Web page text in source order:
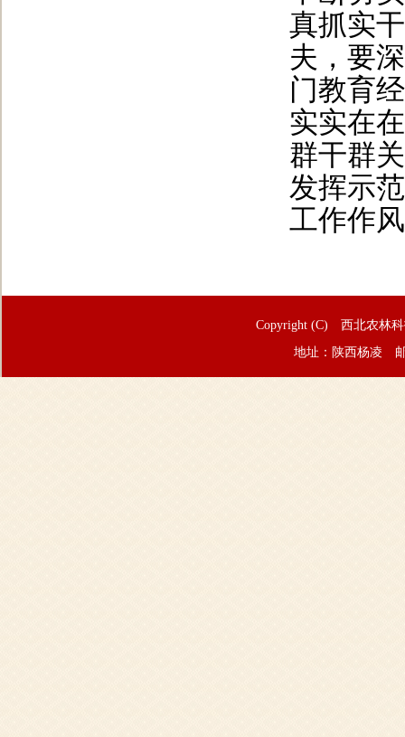
真抓实
夫，要
门教育
实实在
群干群
发挥示
工作作
Copyright (C) 西北农林
地址：陕西杨凌